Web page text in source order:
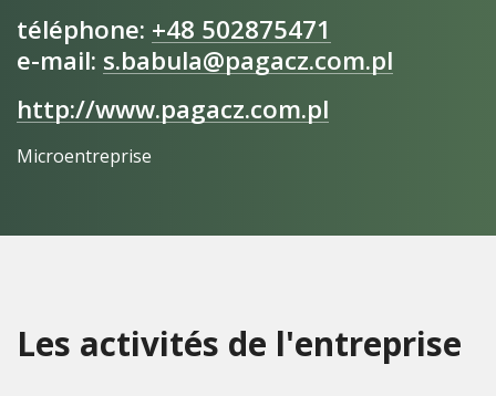
téléphone: +48 502875471
e-mail: s.babula@pagacz.com.pl
http://www.pagacz.com.pl
Microentreprise
Les activités de l'entreprise